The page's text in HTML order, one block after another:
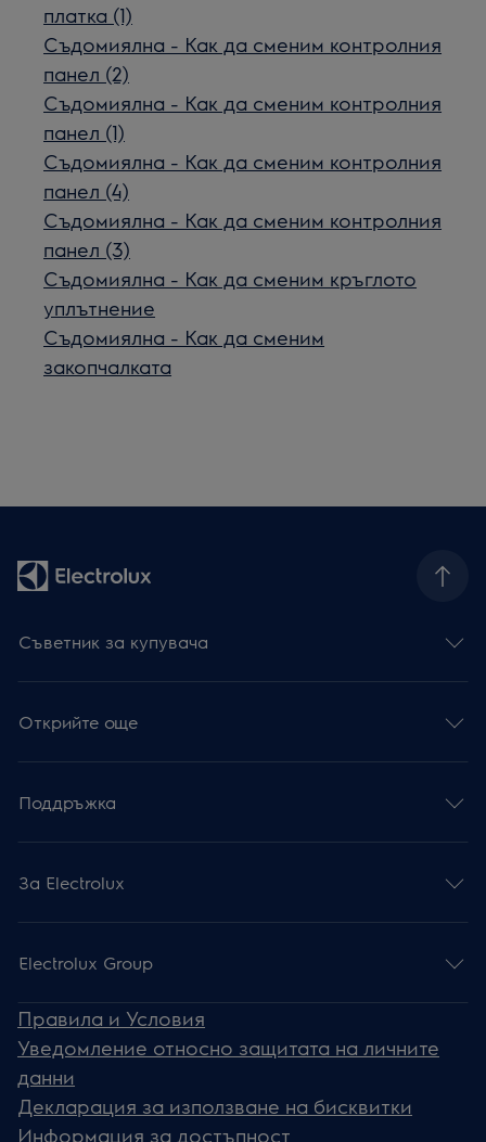
платка (1)
Съдомиялна - Как да сменим контролния
панел (2)
Съдомиялна - Как да сменим контролния
панел (1)
Съдомиялна - Как да сменим контролния
панел (4)
Съдомиялна - Как да сменим контролния
панел (3)
Съдомиялна - Как да сменим кръглото
уплътнение
Съдомиялна - Как да сменим
закопчалката
Съветник за купувача
Открийте още
Поддръжка
За Electrolux
Electrolux Group
Правила и Условия
Уведомление относно защитата на личните
данни
Декларация за използване на бисквитки
Информация за достъпност